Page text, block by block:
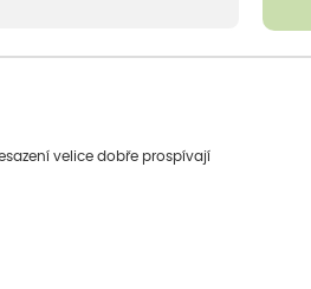
velice dobře prospívají